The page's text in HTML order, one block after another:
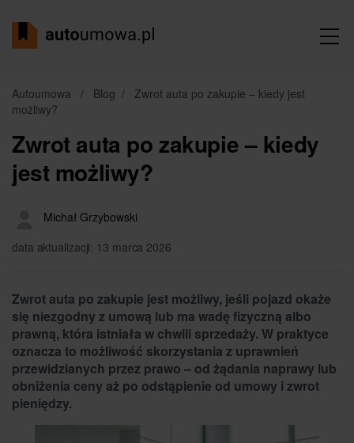
Autoumowa / Blog / Zwrot auta po zakupie – kiedy jest
możliwy?
Zwrot auta po zakupie – kiedy
jest możliwy?
Michał Grzybowski
data aktualizacji: 13 marca 2026
Zwrot auta po zakupie jest możliwy, jeśli pojazd okaże
się niezgodny z umową lub ma wadę fizyczną albo
prawną, która istniała w chwili sprzedaży. W praktyce
oznacza to możliwość skorzystania z uprawnień
przewidzianych przez prawo – od żądania naprawy lub
obniżenia ceny aż po odstąpienie od umowy i zwrot
pieniędzy.